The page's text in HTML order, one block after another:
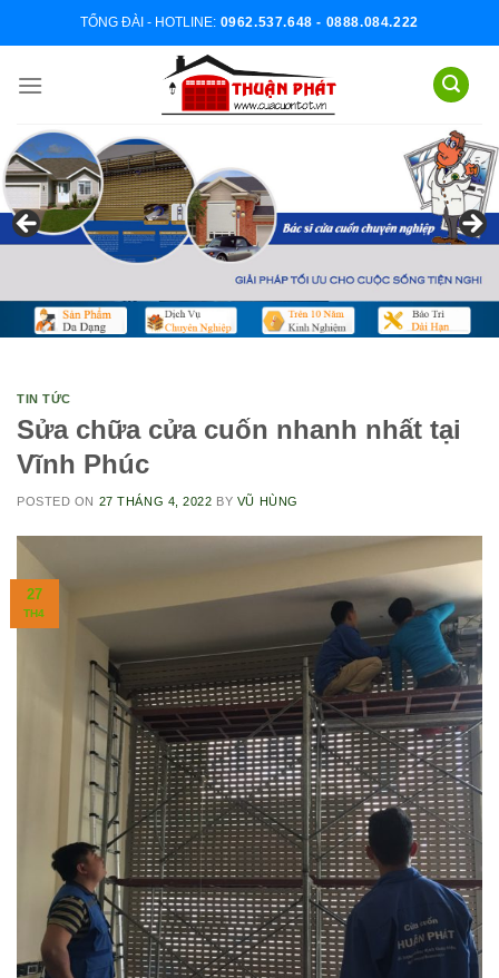
TỔNG ĐÀI - HOTLINE: 0962.537.648 - 0888.084.222
TIN TỨC
Sửa chữa cửa cuốn nhanh nhất tại
Vĩnh Phúc
POSTED ON 27 THÁNG 4, 2022 BY VŨ HÙNG
27
TH4